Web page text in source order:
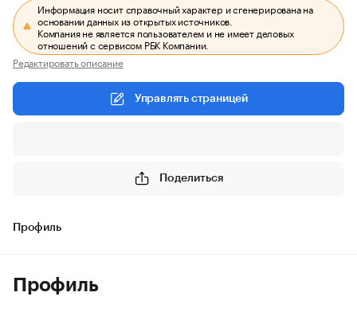
Информация носит справочный характер и сгенерирована на
основании данных из открытых источников.
Компания не является пользователем и не имеет деловых
отношений с сервисом РБК Компании.
Редактировать описание
Управлять страницей
Поделиться
Профиль
Профиль